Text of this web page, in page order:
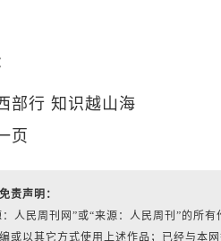
部行 知识越山海
页
责声明：
人民周刊网”或“来源：人民周刊”的所
或以其它方式使用上述作品；已经与本